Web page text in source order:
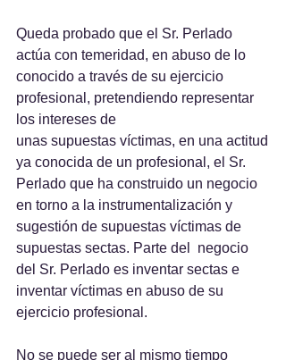
Queda probado que el Sr. Perlado
actúa con temeridad, en abuso de lo
conocido a través de su ejercicio
profesional, pretendiendo representar
los intereses de
unas supuestas víctimas, en una actitud
ya conocida de un profesional, el Sr.
Perlado que ha construido un negocio
en torno a la instrumentalización y
sugestión de supuestas víctimas de
supuestas sectas. Parte del  negocio
del Sr. Perlado es inventar sectas e
inventar víctimas en abuso de su
ejercicio profesional.
No se puede ser al mismo tiempo